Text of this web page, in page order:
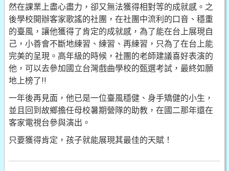
然在課業上盡心盡力，卻又無法獲得相對等的成就感。之
後學校開辦客家歌謠的社團，在社團中流利的口音、穩重
的臺風，讓他獲得了肯定的成就感，為了能在台上展現自
己，小善會不斷地練習、練習、再練習，只為了在台上能
完美的呈現。高年級的時候，社團的老師建議喜好表演的
他，可以去參加國立台灣戲曲學校的甄選考試，最終如願
地上榜了!!
一年後再見面，他已是一位臺風穩健、身手矯健的小生，
並且回到故鄉擔任母校暑期營隊的助教，在國二那年還在
客家電視台參與演出。
只要獲得肯定，孩子就能展現其最佳的天賦！